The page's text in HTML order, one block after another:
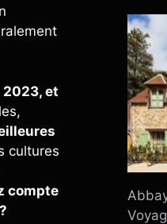
2023, et
cultures
compte